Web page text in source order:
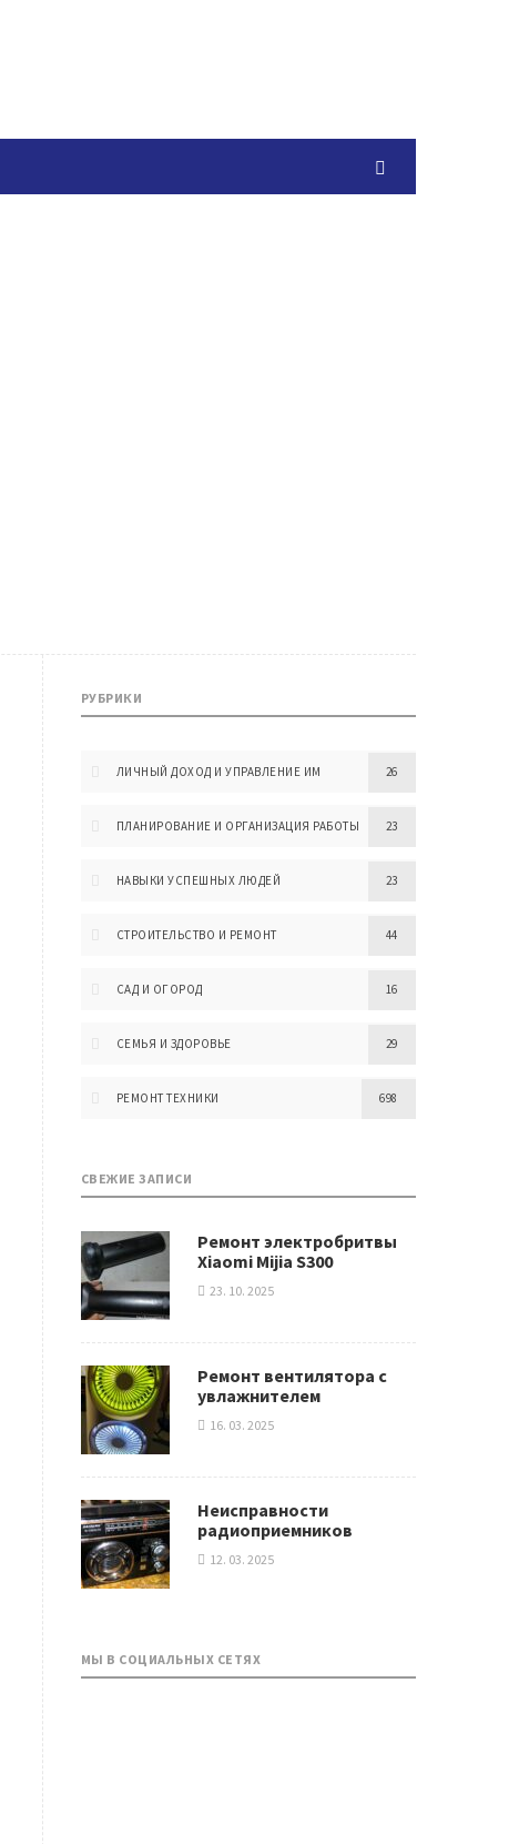
РУБРИКИ
ЛИЧНЫЙ ДОХОД И УПРАВЛЕНИЕ ИМ 26
ПЛАНИРОВАНИЕ И ОРГАНИЗАЦИЯ РАБОТЫ 23
НАВЫКИ УСПЕШНЫХ ЛЮДЕЙ 23
СТРОИТЕЛЬСТВО И РЕМОНТ 44
САД И ОГОРОД 16
СЕМЬЯ И ЗДОРОВЬЕ 29
РЕМОНТ ТЕХНИКИ 698
СВЕЖИЕ ЗАПИСИ
Ремонт электробритвы
Xiaomi Mijia S300
23. 10. 2025
Ремонт вентилятора с
увлажнителем
16. 03. 2025
Неисправности
радиоприемников
12. 03. 2025
МЫ В СОЦИАЛЬНЫХ СЕТЯХ